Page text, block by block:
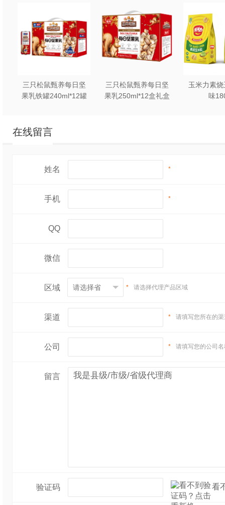
三只松鼠甄养每日坚
果乳铁罐240ml*12罐
三只松鼠甄养每日坚
果乳250ml*12盒礼盒
玉米力素
味
在线留言
姓名 *
手机 *
QQ
微信
区域 * 请选择代理产品区域
渠道 * 请填写您所在的
公司 * 请填写您的公司
留言
验证码 看